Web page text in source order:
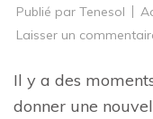
Publié par Tenesol
Laisser un
Il y a des
donner une